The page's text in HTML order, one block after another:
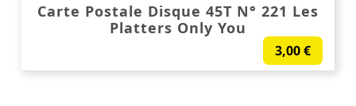
Carte Postale Disque 45T N° 221 Les
Platters Only You
3,00€